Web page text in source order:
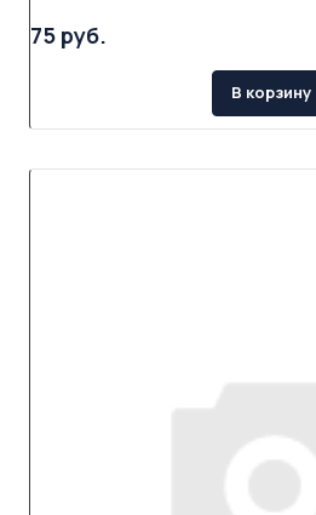
75 руб.
В корзину